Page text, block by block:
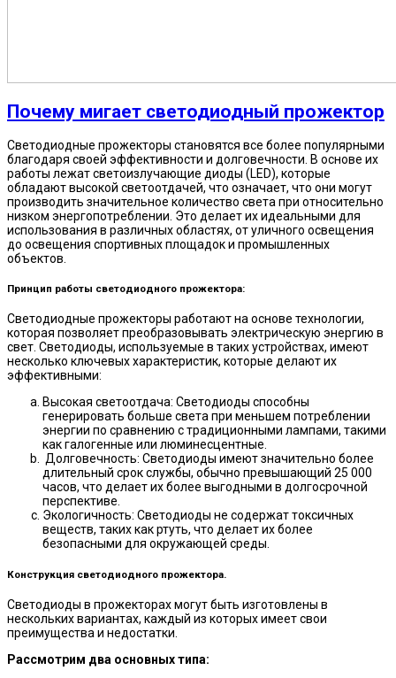
Почему мигает светодиодный прожектор
Светодиодные прожекторы становятся все более популярными
благодаря своей эффективности и долговечности. В основе их
работы лежат светоизлучающие диоды (LED), которые
обладают высокой светоотдачей, что означает, что они могут
производить значительное количество света при относительно
низком энергопотреблении. Это делает их идеальными для
использования в различных областях, от уличного освещения
до освещения спортивных площадок и промышленных
объектов.
Принцип работы светодиодного прожектора:
Светодиодные прожекторы работают на основе технологии,
которая позволяет преобразовывать электрическую энергию в
свет. Светодиоды, используемые в таких устройствах, имеют
несколько ключевых характеристик, которые делают их
эффективными:
Высокая светоотдача: Светодиоды способны
генерировать больше света при меньшем потреблении
энергии по сравнению с традиционными лампами, такими
как галогенные или люминесцентные.
Долговечность: Светодиоды имеют значительно более
длительный срок службы, обычно превышающий 25 000
часов, что делает их более выгодными в долгосрочной
перспективе.
Экологичность: Светодиоды не содержат токсичных
веществ, таких как ртуть, что делает их более
безопасными для окружающей среды.
Конструкция светодиодного прожектора.
Светодиоды в прожекторах могут быть изготовлены в
нескольких вариантах, каждый из которых имеет свои
преимущества и недостатки.
Рассмотрим два основных типа: